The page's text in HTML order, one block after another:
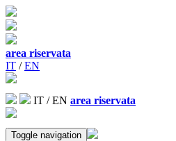
area riservata
IT /EN
IT /EN area riservata
Toggle navigation